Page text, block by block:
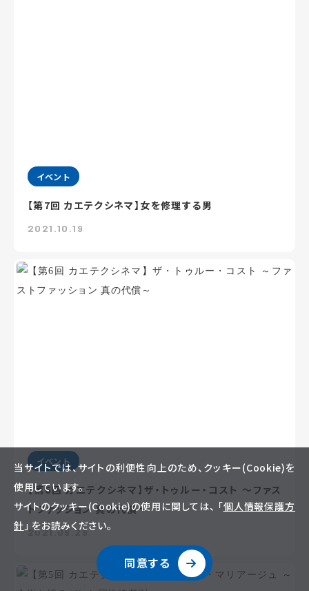
イベント
【第7回 カエテクシネマ】女を修理する男
2021.10.19
イベント
【第6回 カエテクシネマ】ザ・トゥルー・コスト ～ファス
トファッション 真の代償～
2021.09.29
当サイトでは、サイトの利便性向上のため、クッキー(Cookie)を
使用しています。
サイトのクッキー(Cookie)の使用に関しては、 「個人情報保護方
針」 をお読みください。
同意する